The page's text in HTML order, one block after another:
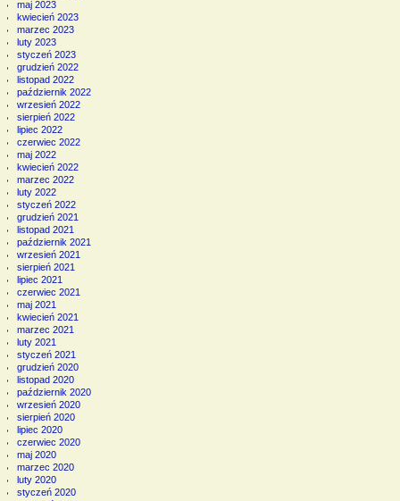
maj 2023
kwiecień 2023
marzec 2023
luty 2023
styczeń 2023
grudzień 2022
listopad 2022
październik 2022
wrzesień 2022
sierpień 2022
lipiec 2022
czerwiec 2022
maj 2022
kwiecień 2022
marzec 2022
luty 2022
styczeń 2022
grudzień 2021
listopad 2021
październik 2021
wrzesień 2021
sierpień 2021
lipiec 2021
czerwiec 2021
maj 2021
kwiecień 2021
marzec 2021
luty 2021
styczeń 2021
grudzień 2020
listopad 2020
październik 2020
wrzesień 2020
sierpień 2020
lipiec 2020
czerwiec 2020
maj 2020
marzec 2020
luty 2020
styczeń 2020